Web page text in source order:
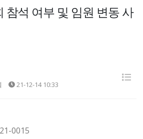
참석 여부 및 임원 변동 사
21-12-14 10:33
0015